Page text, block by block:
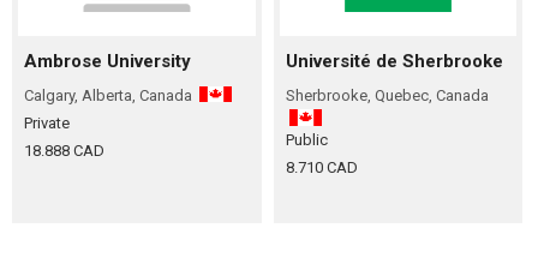
Ambrose University
Calgary, Alberta, Canada
Private
18.888 CAD
Université de Sherbrooke
Sherbrooke, Quebec, Canada
Public
8.710 CAD